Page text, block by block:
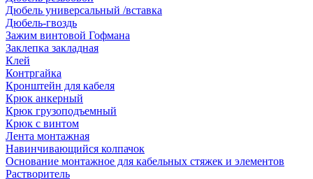
Дюбель универсальный /вставка
Дюбель-гвоздь
Зажим винтовой Гофмана
Заклепка закладная
Клей
Контргайка
Кронштейн для кабеля
Крюк анкерный
Крюк грузоподъемный
Крюк с винтом
Лента монтажная
Навинчивающийся колпачок
Основание монтажное для кабельных стяжек и элементов
Растворитель